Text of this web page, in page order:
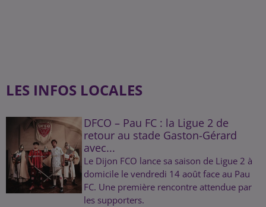
LES INFOS LOCALES
DFCO – Pau FC : la Ligue 2 de
retour au stade Gaston-Gérard
avec...
Le Dijon FCO lance sa saison de Ligue 2 à
domicile le vendredi 14 août face au Pau
FC. Une première rencontre attendue par
les supporters.